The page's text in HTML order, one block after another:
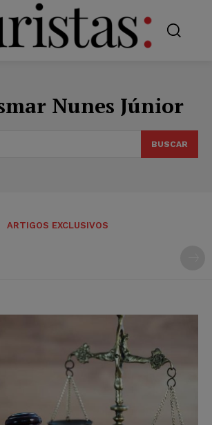
Nunes Júnior
BUSCAR
ARTIGOS EXCLUSIVOS